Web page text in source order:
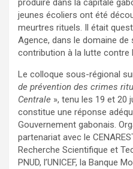
produire dans la capitale
jeunes écoliers ont été
meurtres rituels. Il était
Agence, dans le domaine
contribution à la lutte contre
Le colloque sous-régional
de prévention des crimes
Centrale », tenu les 19 et 20
constitue une réponse
Gouvernement gabonais.
partenariat avec le
Recherche Scientifique et
PNUD, l’UNICEF, la Banque